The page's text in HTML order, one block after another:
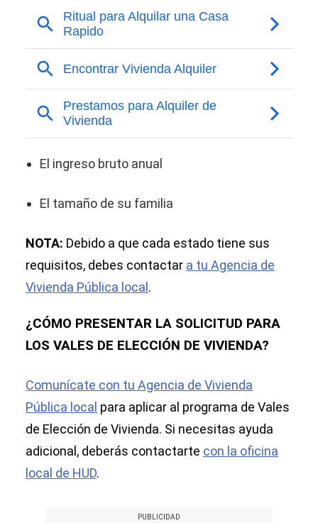
El ingreso bruto anual
El tamaño de su familia
NOTA: Debido a que cada estado tiene sus
requisitos, debes contactar a tu Agencia de
Vivienda Pública local .
¿CÓMO PRESENTAR LA SOLICITUD PARA
LOS VALES DE ELECCIÓN DE VIVIENDA?
Comunícate con tu Agencia de Vivienda
Pública local para aplicar al programa de Vales
de Elección de Vivienda. Si necesitas ayuda
adicional, deberás contactarte con la oficina
local de HUD.